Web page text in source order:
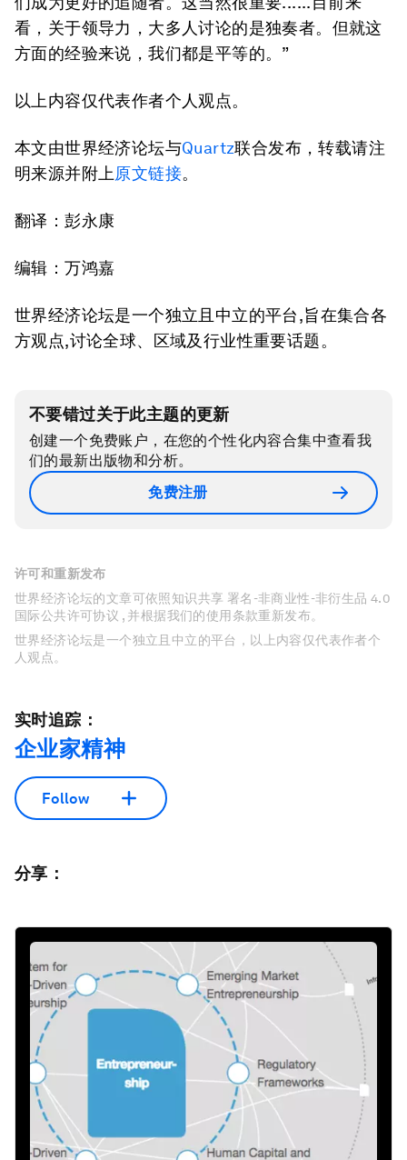
看，关于领导力，大多人讨论的是独奏者。但就这
方面的经验来说，我们都是平等的。”
以上内容仅代表作者个人观点。
本文由世界经济论坛与Quartz联合发布，转载请注
明来源并附上原文链接。
翻译：彭永康
编辑：万鸿嘉
世界经济论坛是一个独立且中立的平台,旨在集合各
方观点,讨论全球、区域及行业性重要话题。
不要错过关于此主题的更新
创建一个免费账户，在您的个性化内容合集中查看我
们的最新出版物和分析。
免费注册
许可和重新发布
世界经济论坛的文章可依照知识共享 署名-非商业性-非衍生品 4.0
国际公共许可协议 , 并根据我们的使用条款重新发布。
世界经济论坛是一个独立且中立的平台，以上内容仅代表作者个
人观点。
实时追踪：
企业家精神
Follow
分享：